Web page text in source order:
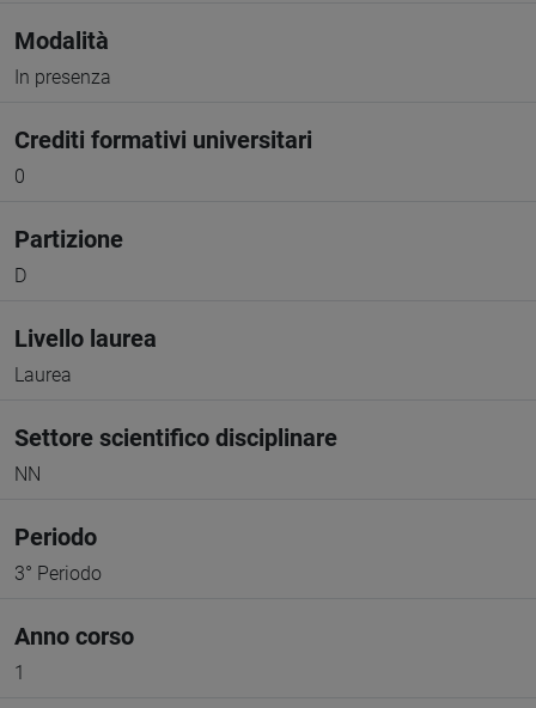
Modalità
In presenza
Crediti formativi universitari
0
Partizione
D
Livello laurea
Laurea
Settore scientifico disciplinare
NN
Periodo
3° Periodo
Anno corso
1